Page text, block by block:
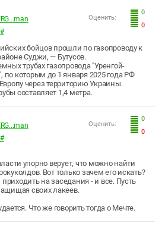
0
0
Оценить:
#
бойцов прошли по газопроводу к
Суджи, — Бутусов.
трубах газопровода "Уренгой-
которым до 1 января 2025 года РФ
через территорию Украины.
составляет 1,4 метра.
0
0
Оценить:
#
упорно верует, что можно найти
Вот только зачем его искать?
на заседания - и все. Пусть
своих лакеев.
Что же говорить тогда о Мечте.